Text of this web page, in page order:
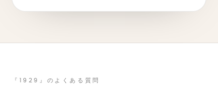
『1929』のよくある質問